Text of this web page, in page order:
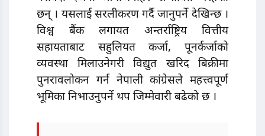
छन् । यसलाई सरलीकरण गर्दै जानुपर्ने देखिन्छ ।
विश्व बैंक लगायत अन्तर्राष्ट्रिय वित्तीय
सहायताबाट सहुलियत कर्जा, पूनर्कर्जाको
व्यवस्था मिलाउनेगरी विद्युत खरिद बिक्रीमा
पुनरावलोकन गर्न नेपाली कांग्रेसले महत्त्वपूर्ण
भूमिका निभाउनुपर्ने थप जिम्मेवारी बढेको छ ।